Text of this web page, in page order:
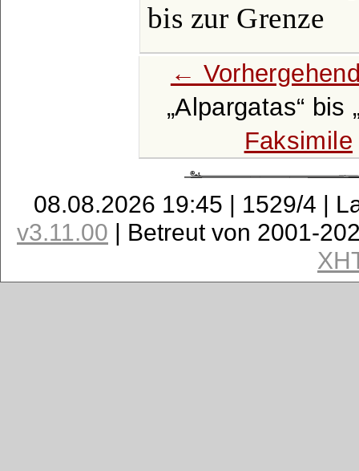
bis zur Grenze
←
Alpargatas
bis
Faksimile
08.08.2026 19:45 | 1529/4 |
v3.11.00 | Betreut von 2001-